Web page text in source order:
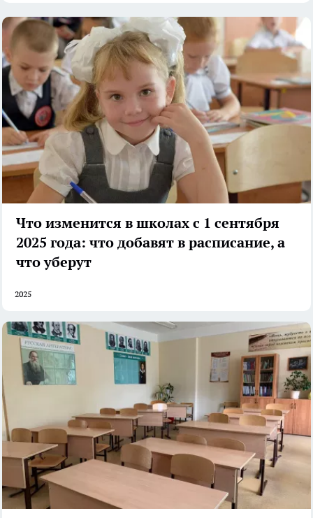
Что изменится в школах с 1 сентября
2025 года: что добавят в расписание, а
что уберут
2025